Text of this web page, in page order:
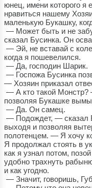
юнец, имени которого
нравиться нашему
маленькую Букашку,
— Может быть и не
сказал Бусинка. Он
— Эй, не вставай с
когда я пошевелился.
— Да, господин Шарик.
— Госпожа Бусинка
— Хозяин приказал
— А кто такой Монстр?
позволяя Букашке
— Да. Он самец.
— Подождет, — сказал
выходя и позволяя
полотенцем. — Я хочу
Я продолжал стоять в
как я узнал потом,
удобно трахнуть
и как угодно.
— Значит, говоришь,